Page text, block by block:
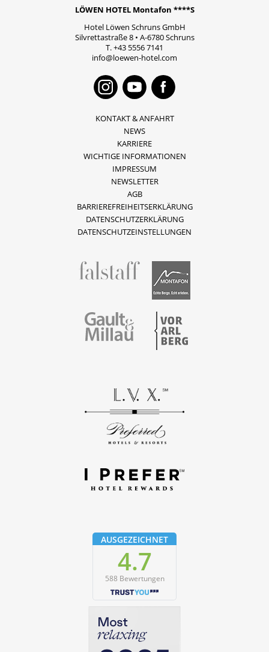
fallstaff
Gault & Millau Vorarlberg
AUSGEZEICHNET
4.7
588 Bewertungen
LÖWEN HOTEL Montafon ****S
Hotel Löwen Schruns GmbH
Silvrettastraße 8• A-6780Schruns
T.+43 5556 7141
info@loewen-hotel.com
Instagram
Youtube
KONTAKT & ANFAHRT
NEWS
KARRIERE
WICHTIGE INFORMATIONEN
IMPRESSUM
NEWSLETTER
AGB
BARRIEREFREIHEITSERKLÄRUNG
DATENSCHUTZERKLÄRUNG
DATENSCHUTZEINSTELLUNGEN